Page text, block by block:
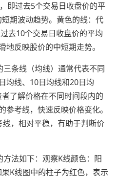
即过去5个交易日收盘价的平
期波动趋势。黄色的线：代
去10个交易日收盘价的平均
反映股价的中短期走势。
条线（均线）通常代表不同
均线、10日均线和20日均
了解价格在不同时间段内的
考线，快速反映价格变化。
，相对平稳，有助于判断价
法如下：观察K线颜色：阳
K线图中的柱子为红色，表示